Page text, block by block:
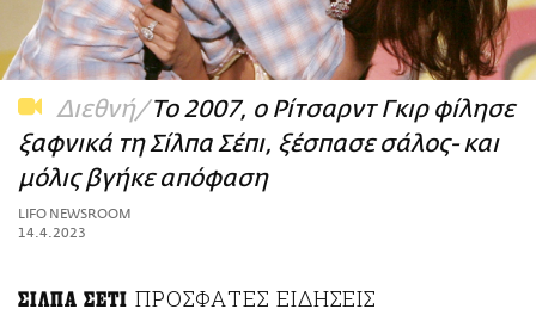
ΑΜΠΑ
PRINT
Διεθνή Το 2007, ο Ρίτσαρντ Γκιρ φίλησε
ξαφνικά τη Σίλπα Σέπι, ξέσπασε σάλος- και
μόλις βγήκε απόφαση
LIFO NEWSROOM
14.4.2023
ΣΙΛΠΑ ΣΕΤΙ ΠΡΟΣΦΑΤΕΣ ΕΙΔΗΣΕΙΣ